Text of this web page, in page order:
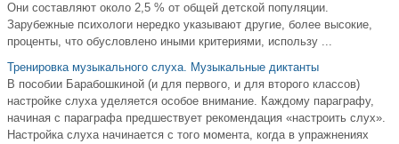
Они составляют около 2,5 % от общей детской популяции.
Зарубежные психологи нередко указывают другие, более высокие,
проценты, что обусловлено иными критериями, использу ...
Тренировка музыкального слуха. Музыкальные диктанты
В пособии Барабошкиной (и для первого, и для второго классов)
настройке слуха уделяется особое внимание. Каждому параграфу,
начиная с параграфа предшествует рекомендация «настроить слух».
Настройка слуха начинается с того момента, когда в упражнениях